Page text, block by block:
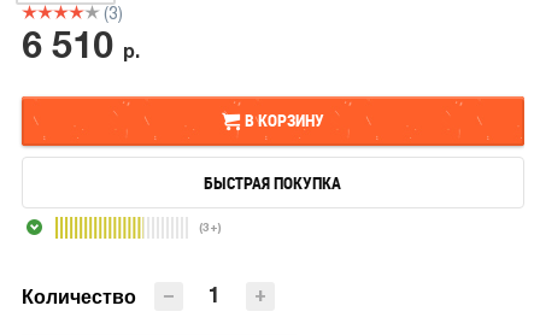
(3)
6 510 р.
В КОРЗИНУ
В КОРЗИНУ
БЫСТРАЯ ПОКУПКА
(3+)
Количество +
−